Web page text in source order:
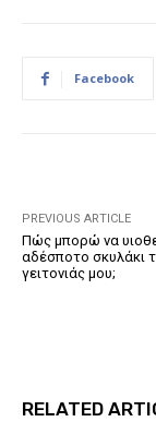
Facebook
PREVIOUS ARTICLE
Πώς μπορώ να
αδέσποτο σκυλάκι
γειτονιάς μου;
RELATED